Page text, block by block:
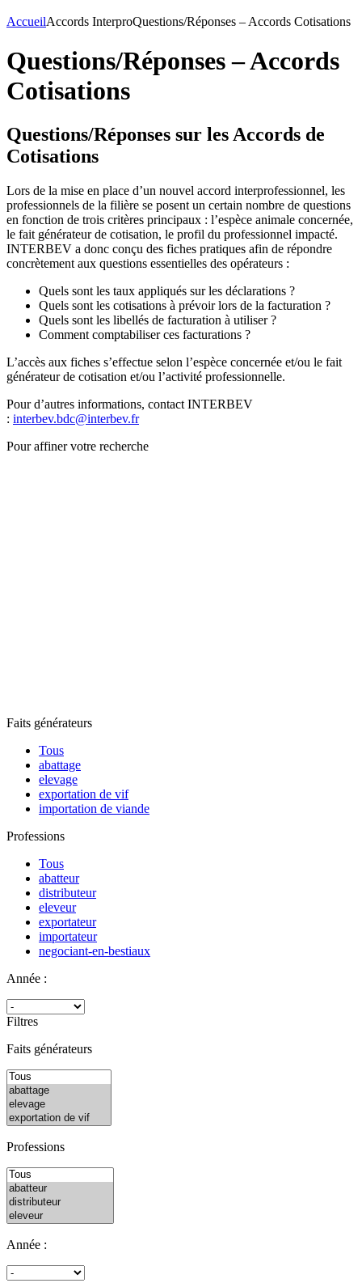
AccueilAccords InterproQuestions/Réponses – Accords Cotisations
Questions/Réponses – Accords
Cotisations
Questions/Réponses sur les Accords de
Cotisations
Lors de la mise en place d’un nouvel accord interprofessionnel, les
professionnels de la filière se posent un certain nombre de questions
en fonction de trois critères principaux : l’espèce animale concernée,
le fait générateur de cotisation, le profil du professionnel impacté.
INTERBEV a donc conçu des fiches pratiques afin de répondre
concrètement aux questions essentielles des opérateurs :
Quels sont les taux appliqués sur les déclarations ?
Quels sont les cotisations à prévoir lors de la facturation ?
Quels sont les libellés de facturation à utiliser ?
Comment comptabiliser ces facturations ?
L’accès aux fiches s’effectue selon l’espèce concernée et/ou le fait
générateur de cotisation et/ou l’activité professionnelle.
Pour d’autres informations, contact INTERBEV
: interbev.bdc@interbev.fr
Pour affiner votre recherche
Faits générateurs
Tous
abattage
elevage
exportation de vif
importation de viande
Professions
Tous
abatteur
distributeur
eleveur
exportateur
importateur
negociant-en-bestiaux
Année :
Filtres
Faits générateurs
Professions
Année :